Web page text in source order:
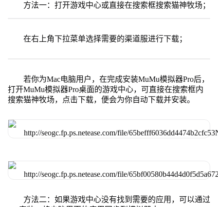
方法一：打开游戏中心或直接在搜索框搜索猫神牧场；
在右上角下拉菜单选择需要的渠道服进行下载；
若你为Mac电脑用户，在完成安装MuMu模拟器Pro后，
打开MuMu模拟器Pro桌面的游戏中心，可直接在搜索框内
搜索猫神牧场，点击下载，便会为你自动下载并安装。
方法二：如果游戏中心没有找到需要的应用，可以通过